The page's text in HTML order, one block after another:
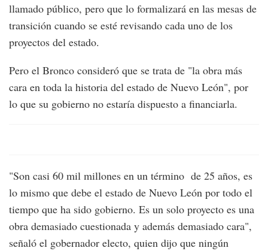
llamado público, pero que lo formalizará en las mesas de
transición cuando se esté revisando cada uno de los
proyectos del estado.
Pero el Bronco consideró que se trata de "la obra más
cara en toda la historia del estado de Nuevo León", por
lo que su gobierno no estaría dispuesto a financiarla.
"Son casi 60 mil millones en un término de 25 años, es
lo mismo que debe el estado de Nuevo León por todo el
tiempo que ha sido gobierno. Es un solo proyecto es una
obra demasiado cuestionada y además demasiado cara",
señaló el gobernador electo, quien dijo que ningún